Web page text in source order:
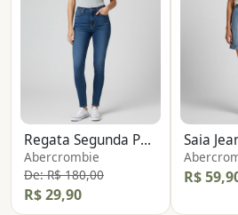
Regata Segunda Pele Renda
Abercrombie
De: R$ 180,00
R$ 29,90
Saia
R$